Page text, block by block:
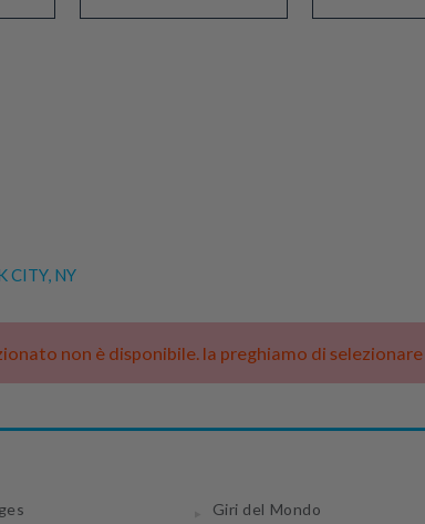
CITY, NY
non è disponibile. la preghiamo di
Giri del Mondo